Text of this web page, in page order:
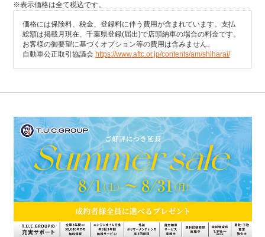
※表示価格は全て税込です。
価格には保険料、税金、登録料に伴う費用が含まれています。支払
総額は掲載月現在、千葉県登録(届出)で店頭納車の場合の料金です。
お客様の御要望に基づくオプション等の費用は含みません。
自動車公正取引協議会 https://www.aftc.or.jp/contents/am/shiharai/